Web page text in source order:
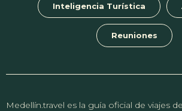
Inteligencia Turística
Reuniones
Medellín.travel es la guía oficial de viajes